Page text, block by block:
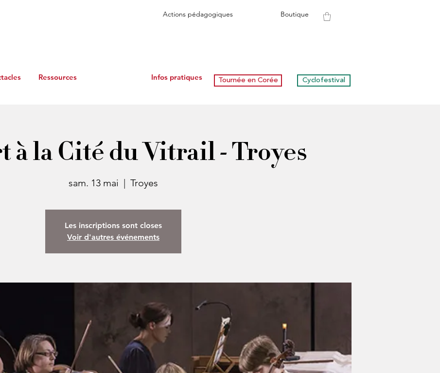
Actions pédagogiques Boutique
Ressources Infos pratiques Tournée en Corée Cyclofestival
à la Cité du Vitrail - Troyes
sam. 13 mai
  |
Troyes
Les inscriptions sont closes
Voir d'autres événements